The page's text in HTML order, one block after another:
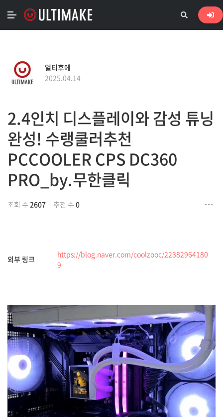
얼티후에
2025.04.14
2.4인치 디스플레이와 감성 튜닝
완성! 수랭쿨러추천
PCCOOLER CPS DC360
PRO_by.무한클릭
조회 수 2607 추천 수 0
외부 링크
https://blog.naver.com/coolzooc/22382964180
9